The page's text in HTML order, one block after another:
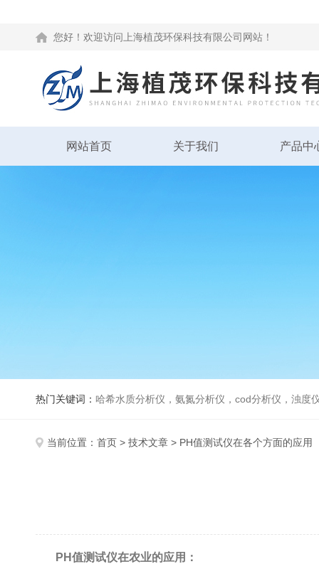
您好！欢迎访问上海植茂环保科技有限公司网站！
网站首页 关于我们 产品中
热门关键词： 哈希水质分析仪，氨氮分析仪，cod分析仪，浊度
当前位置： 首页 > 技术文章 > PH值测试仪在各个方面的应用
PH值测试仪在农业的应用：